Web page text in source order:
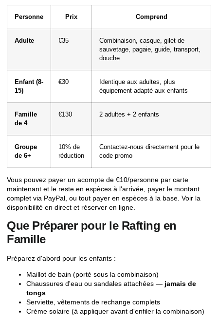
Personne Prix Comprend
Adulte €35
Combinaison, casque, gilet de
sauvetage, pagaie, guide, transport,
douche
Enfant (8-
15)
€30
Identique aux adultes, plus
équipement adapté aux enfants
Famille
de 4
€130 2 adultes + 2 enfants
Groupe
de 6+
10% de
réduction
Contactez-nous directement pour le
code promo
Vous pouvez payer un acompte de €10/personne par carte
maintenant et le reste en espèces à l'arrivée, payer le montant
complet via PayPal, ou tout payer en espèces à la base. Voir la
disponibilité en direct et réserver en ligne
Que Préparer pour le Rafting en
Famille
Préparez d'abord pour les enfants :
Maillot de bain (porté sous la combinaison)
Chaussures d'eau ou sandales attachées — jamais de
tongs
Serviette, vêtements de rechange complets
Crème solaire (à appliquer avant d'enfiler la combinaison)